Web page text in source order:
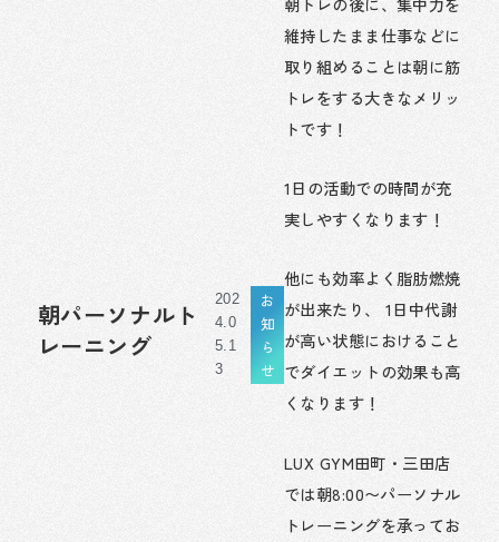
朝パーソナルト
レーニング
202
4.0
5.1
3
お
知
ら
せ
維持したまま仕事などに
取り組めることは朝に筋
トレをする大きなメリッ
トです！
1日の活動での時間が充
実しやすくなります！
他にも効率よく脂肪燃焼
が出来たり、 1日中代謝
が高い状態におけること
でダイエットの効果も高
くなります！
LUX GYM田町・三田店
では朝8:00〜パーソナル
トレーニングを承ってお